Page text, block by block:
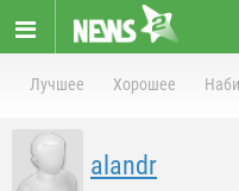
Лучшее Хорошее
alandr